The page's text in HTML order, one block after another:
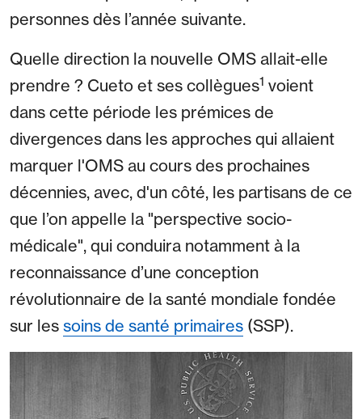
personnes dès l’année suivante.
Quelle direction la nouvelle OMS allait-elle
prendre ? Cueto et ses collègues1 voient
dans cette période les prémices de
divergences dans les approches qui allaient
marquer l'OMS au cours des prochaines
décennies, avec, d'un côté, les partisans de ce
que l’on appelle la "perspective socio-
médicale", qui conduira notamment à la
reconnaissance d’une conception
révolutionnaire de la santé mondiale fondée
sur les soins de santé primaires (SSP).